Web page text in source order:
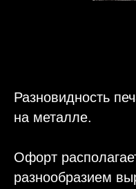
Разновидность
на металле.
Офорт
разнообразием